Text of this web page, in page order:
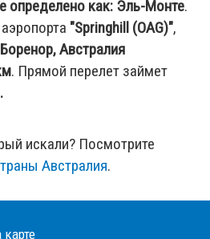
определено как: Эль-Монте.
"Springhill (OAG)",
Боренор, Австралия
. Прямой перелет займет
искали? Посмотрите
Австралия.